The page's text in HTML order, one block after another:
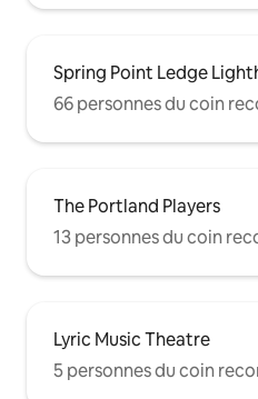
Spring Point Ledge
66 personnes du coin
The Portland Players
13 personnes du coin
Lyric Music Theatre
5 personnes du coin